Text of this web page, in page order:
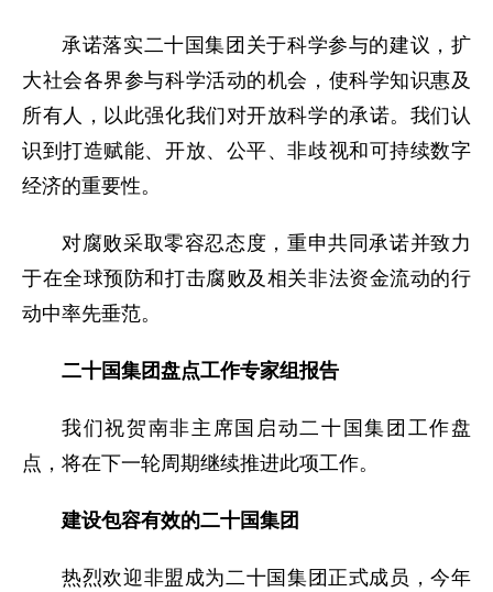
承诺落实二十国集团关于科学参与的建议，扩
大社会各界参与科学活动的机会，使科学知识惠及
所有人，以此强化我们对开放科学的承诺。我们认
识到打造赋能、开放、公平、非歧视和可持续数字
经济的重要性。
对腐败采取零容忍态度，重申共同承诺并致力
于在全球预防和打击腐败及相关非法资金流动的行
动中率先垂范。
二十国集团盘点工作专家组报告
我们祝贺南非主席国启动二十国集团工作盘
点，将在下一轮周期继续推进此项工作。
建设包容有效的二十国集团
热烈欢迎非盟成为二十国集团正式成员，今年